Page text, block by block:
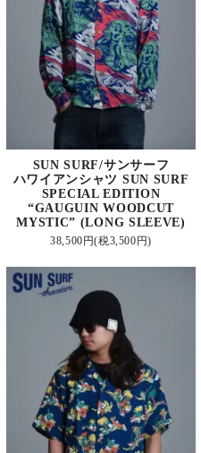
SUN SURF/サンサーフ
ハワイアンシャツ SUN SURF
SPECIAL EDITION
“GAUGUIN WOODCUT
MYSTIC” (LONG SLEEVE)
38,500円(税3,500円)